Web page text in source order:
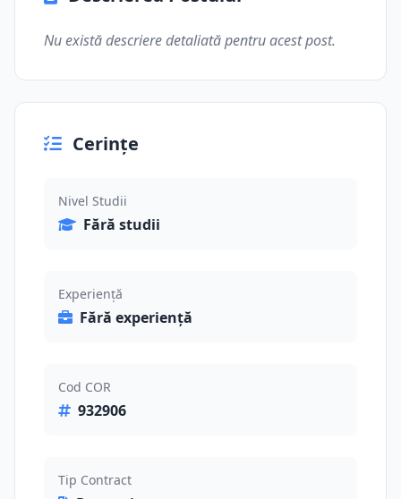
Nu există descriere detaliată pentru acest post.
Cerințe
Nivel Studii
Fără studii
Experiență
Fără experiență
Cod COR
932906
Tip Contract